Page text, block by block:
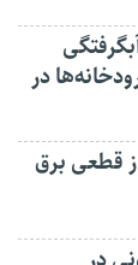
در
قطعی برق